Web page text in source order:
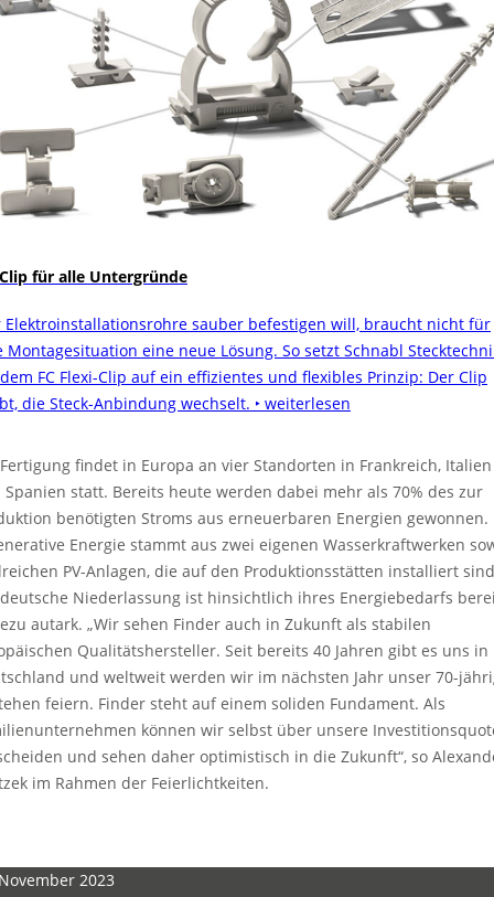
für alle Untergründe
Elektroinstallationsrohre sauber befestigen will, braucht nicht für
Montagesituation eine neue Lösung. So setzt Schnabl
FC Flexi-Clip auf ein effizientes und flexibles Prinzip: Der Clip
die Steck-Anbindung wechselt. ‣ weiterlesen
findet in Europa an vier Standorten in Frankreich, Italien
Spanien statt. Bereits heute werden dabei mehr als 70% des zur
benötigten Stroms aus erneuerbaren Energien gewonnen.
Energie stammt aus zwei eigenen Wasserkraftwerken
PV-Anlagen, die auf den Produktionsstätten installiert
Niederlassung ist hinsichtlich ihres Energiebedarfs
autark. „Wir sehen Finder auch in Zukunft als stabilen
Qualitätshersteller. Seit bereits 40 Jahren gibt es uns in
und weltweit werden wir im nächsten Jahr unser 70-
feiern. Finder steht auf einem soliden Fundament. Als
können wir selbst über unsere
und sehen daher optimistisch in die Zukunft“, so
im Rahmen der Feierlichtkeiten.
2023